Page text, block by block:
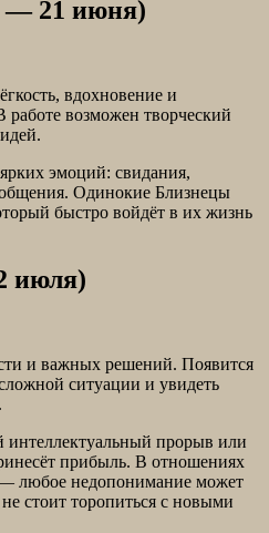
— 21 июня)
вдохновение и
работе возможен творческий
эмоций: свидания,
Одинокие Близнецы
быстро войдёт в их жизнь
июля)
и важных решений. Появится
ситуации и увидеть
прорыв или
прибыль. В отношениях
— любое недопонимание может
стоит торопиться с новыми